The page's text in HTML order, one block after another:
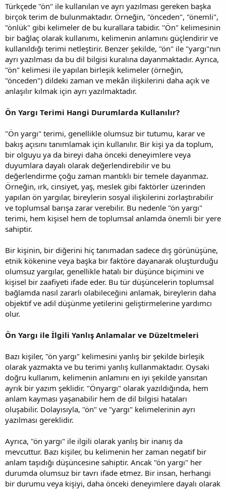
Türkçede "ön" ile kullanılan ve ayrı yazılması gereken başka
birçok terim de bulunmaktadır. Örneğin, "önceden", "önemli",
"önlük" gibi kelimeler de bu kurallara tabidir. "Ön" kelimesinin
bir bağlaç olarak kullanımı, kelimenin anlamını güçlendirir ve
kullanıldığı terimi netleştirir. Benzer şekilde, "ön" ile "yargı"nın
ayrı yazılması da bu dil bilgisi kuralına dayanmaktadır. Ayrıca,
"ön" kelimesi ile yapılan birleşik kelimeler (örneğin,
"önceden") dildeki zaman ve mekân ilişkilerini daha açık ve
anlaşılır kılmak için ayrı yazılmaktadır.
Ön Yargı Terimi Hangi Durumlarda Kullanılır?
"Ön yargı" terimi, genellikle olumsuz bir tutumu, karar ve
bakış açısını tanımlamak için kullanılır. Bir kişi ya da toplum,
bir olguyu ya da bireyi daha önceki deneyimlere veya
duyumlara dayalı olarak değerlendirebilir ve bu
değerlendirme çoğu zaman mantıklı bir temele dayanmaz.
Örneğin, ırk, cinsiyet, yaş, meslek gibi faktörler üzerinden
yapılan ön yargılar, bireylerin sosyal ilişkilerini zorlaştırabilir
ve toplumsal barışa zarar verebilir. Bu nedenle "ön yargı"
terimi, hem kişisel hem de toplumsal anlamda önemli bir yere
sahiptir.
Bir kişinin, bir diğerini hiç tanımadan sadece dış görünüşüne,
etnik kökenine veya başka bir faktöre dayanarak oluşturduğu
olumsuz yargılar, genellikle hatalı bir düşünce biçimini ve
kişisel bir zaafiyeti ifade eder. Bu tür düşüncelerin toplumsal
bağlamda nasıl zararlı olabileceğini anlamak, bireylerin daha
objektif ve adil düşünme yetilerini geliştirmelerine yardımcı
olur.
Ön Yargı ile İlgili Yanlış Anlamalar ve Düzeltmeleri
Bazı kişiler, "ön yargı" kelimesini yanlış bir şekilde birleşik
olarak yazmakta ve bu terimi yanlış kullanmaktadır. Oysaki
doğru kullanım, kelimenin anlamını en iyi şekilde yansıtan
ayrık bir yazım şeklidir. "Önyargı" olarak yazıldığında, hem
anlam kayması yaşanabilir hem de dil bilgisi hataları
oluşabilir. Dolayısıyla, "ön" ve "yargı" kelimelerinin ayrı
yazılması gereklidir.
Ayrıca, "ön yargı" ile ilgili olarak yanlış bir inanış da
mevcuttur. Bazı kişiler, bu kelimenin her zaman negatif bir
anlam taşıdığı düşüncesine sahiptir. Ancak "ön yargı" her
durumda olumsuz bir tavrı ifade etmez. Bir insan, herhangi
bir durumu veya kişiyi, daha önceki deneyimlere dayalı olarak